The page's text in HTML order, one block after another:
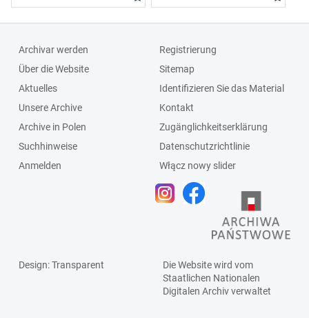
Archivar werden
Über die Website
Aktuelles
Unsere Archive
Archive in Polen
Suchhinweise
Anmelden
Registrierung
Sitemap
Identifizieren Sie das Material
Kontakt
Zugänglichkeitserklärung
Datenschutzrichtlinie
Włącz nowy slider
Design: Transparent
Die Website wird vom
Staatlichen Nationalen
Digitalen Archivverwaltet